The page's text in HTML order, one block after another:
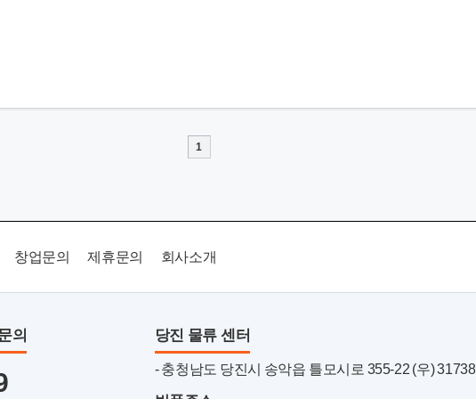
1
창업문의 제휴문의 회사소개
의 당진 물류 센터
- 충청남도 당진시 송악읍 틀모시로 355-22 (우) 31738